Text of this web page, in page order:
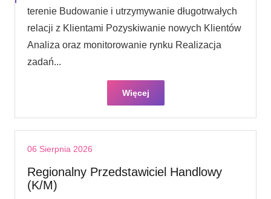
terenie Budowanie i utrzymywanie długotrwałych
relacji z Klientami Pozyskiwanie nowych Klientów
Analiza oraz monitorowanie rynku Realizacja
zadań...
Więcej
06 Sierpnia 2026
Regionalny Przedstawiciel Handlowy
(K/M)